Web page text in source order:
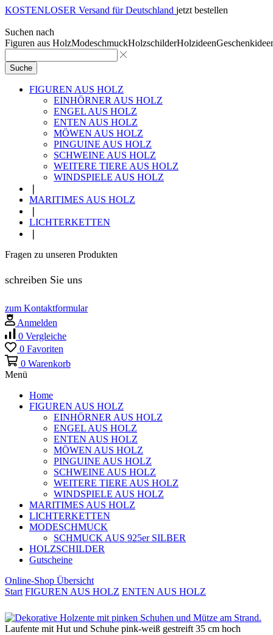
KOSTENLOSER Versand für Deutschland jetzt bestellen
Suchen nach
Figuren aus HolzModeschmuckHolzschilderHolzideen
Suche
FIGUREN AUS HOLZ
EINHÖRNER AUS HOLZ
ENGEL AUS HOLZ
ENTEN AUS HOLZ
MÖWEN AUS HOLZ
PINGUINE AUS HOLZ
SCHWEINE AUS HOLZ
WEITERE TIERE AUS HOLZ
WINDSPIELE AUS HOLZ
MARITIMES AUS HOLZ
LICHTERKETTEN
Fragen zu unseren Produkten
schreiben Sie uns
zum Kontaktformular
Anmelden
0 Vergleiche
0 Favoriten
0 Warenkorb
Menü
Home
FIGUREN AUS HOLZ
EINHÖRNER AUS HOLZ
ENGEL AUS HOLZ
ENTEN AUS HOLZ
MÖWEN AUS HOLZ
PINGUINE AUS HOLZ
SCHWEINE AUS HOLZ
WEITERE TIERE AUS HOLZ
WINDSPIELE AUS HOLZ
MARITIMES AUS HOLZ
LICHTERKETTEN
MODESCHMUCK
SCHMUCK AUS 925er SILBER
HOLZSCHILDER
Gutscheine
Online-Shop Übersicht
Start FIGUREN AUS HOLZ ENTEN AUS HOLZ
Laufente mit Hut und Schuhe pink-weiß gestreift 35 cm hoch